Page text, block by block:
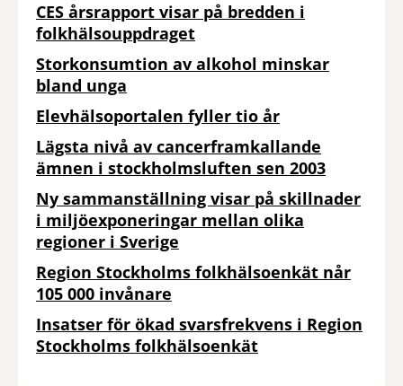
CES årsrapport visar på bredden i
folkhälsouppdraget
Storkonsumtion av alkohol minskar
bland unga
Elevhälsoportalen fyller tio år
Lägsta nivå av cancerframkallande
ämnen i stockholmsluften sen 2003
Ny sammanställning visar på skillnader
i miljöexponeringar mellan olika
regioner i Sverige
Region Stockholms folkhälsoenkät når
105 000 invånare
Insatser för ökad svarsfrekvens i Region
Stockholms folkhälsoenkät